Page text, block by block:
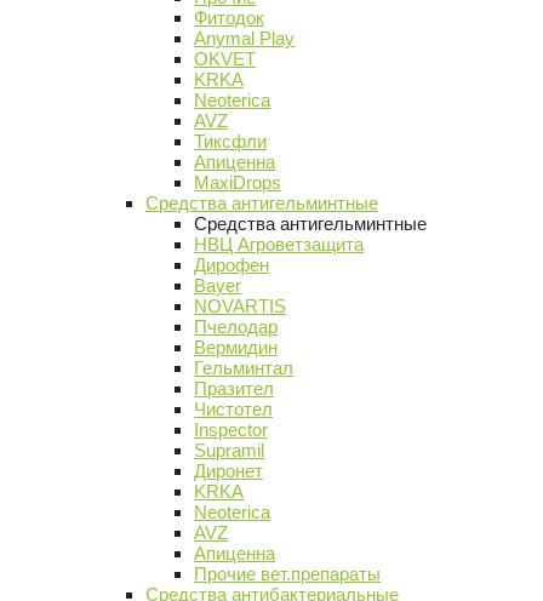
Фитодок
Anymal Play
OKVET
KRKA
Neoterica
AVZ
Тиксфли
Апиценна
MaxiDrops
Средства антигельминтные
Средства антигельминтные
НВЦ Агроветзащита
Дирофен
Bayer
NOVARTIS
Пчелодар
Вермидин
Гельминтал
Празител
Чистотел
Inspector
Supramil
Диронет
KRKA
Neoterica
AVZ
Апиценна
Прочие вет.препараты
Средства антибактериальные